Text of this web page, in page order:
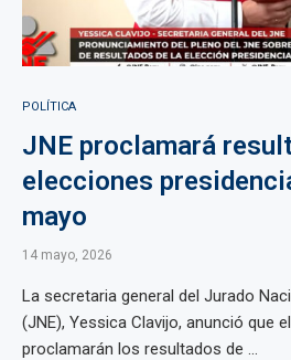
POLÍTICA
JNE proclamará
elecciones
mayo
14 mayo, 2026
La secretaria general del Jurado
(JNE), Yessica Clavijo, anunció que
proclamarán los resultados de ...